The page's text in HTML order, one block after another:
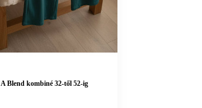
A Blend kombiné 32-től 52-ig